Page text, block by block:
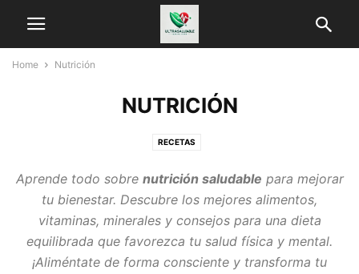
Home Nutrición
NUTRICIÓN
RECETAS
Aprende todo sobre nutrición saludable para mejorar
tu bienestar. Descubre los mejores alimentos,
vitaminas, minerales y consejos para una dieta
equilibrada que favorezca tu salud física y mental.
¡Aliméntate de forma consciente y transforma tu